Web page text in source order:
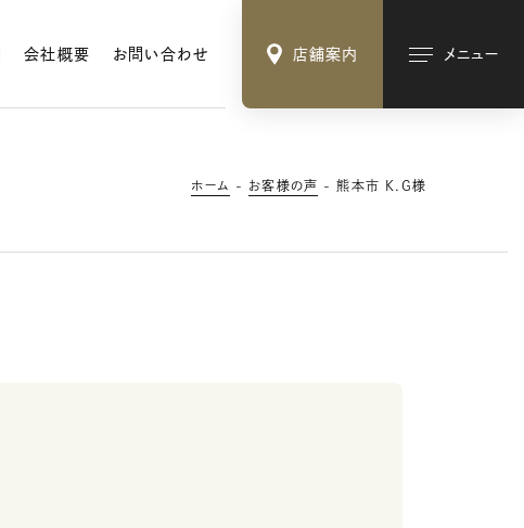
会社概要 お問い合わせ 店舗案内 メニュー
ホーム お客様の声 熊本市 K.G様